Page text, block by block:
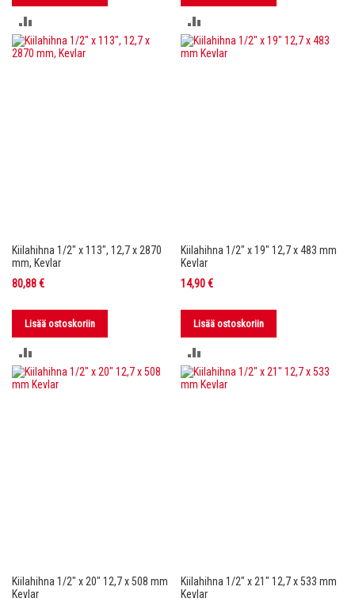
VERTAILUUN VERTAILUUN
Kiilahihna 1/2" x 113", 12,7 x 2870
mm, Kevlar
80,88 €
Lisää ostoskoriin
VERTAILUUN
Kiilahihna 1/2" x 19" 12,7 x 483 mm
Kevlar
14,90 €
Lisää ostoskoriin
VERTAILUUN
Kiilahihna 1/2" x 20" 12,7 x 508 mm
Kevlar
Kiilahihna 1/2" x 21" 12,7 x 533 mm
Kevlar